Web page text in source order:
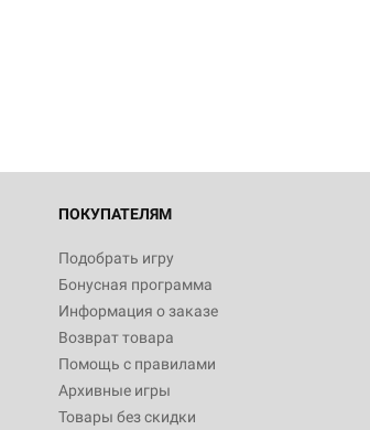
ПОКУПАТЕЛЯМ
Подобрать игру
Бонусная программа
Информация о заказе
Возврат товара
Помощь с правилами
Архивные игры
Товары без скидки